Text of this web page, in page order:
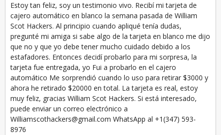
Estoy tan feliz, soy un testimonio vivo. Recibí mi tarjeta de
cajero automático en blanco la semana pasada de William
Scot Hackers. Al principio cuando apliqué tenía dudas,
pregunté mi amiga si sabe algo de la tarjeta en blanco me dijo
que no y que yo debe tener mucho cuidado debido a los
estafadores. Entonces decidí probarlo para mi sorpresa, la
tarjeta fue entregada, yo Fui a probarlo en el cajero
automático Me sorprendió cuando lo uso para retirar $3000 y
ahora he retirado $20000 en total. La tarjeta es real, estoy
muy feliz, gracias William Scot Hackers. Si está interesado,
puede enviar un correo electrónico a
Williamscothackers@gmail.com WhatsApp al +1(347) 593-
8976